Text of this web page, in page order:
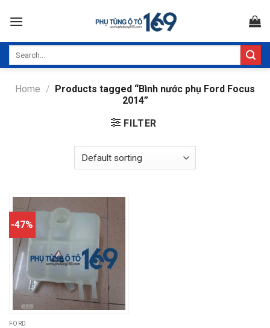
Home / Products tagged “Bình nước phụ Ford Focus
2014”
FILTER
-47%
FORD